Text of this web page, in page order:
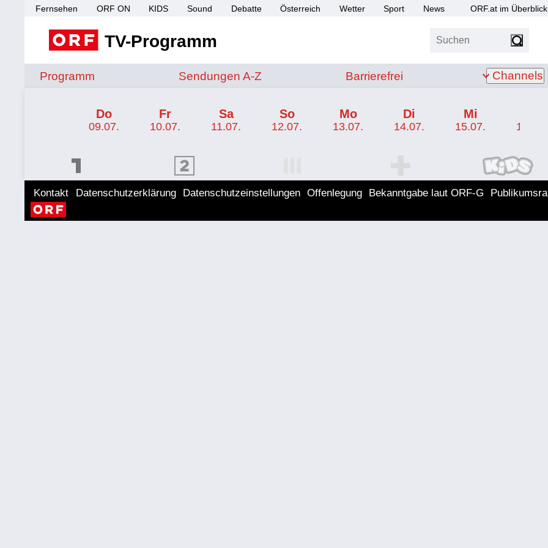
Fernsehen ORF ON KIDS Sound Debatte Österreich Wetter Sport News ORF.at im Überblick
TV-Programm Suchen
Programm Sendungen von A bis Z
Sendungen A-Z Barrierefrei
Barrierefrei Channels
Do
09.07.
Fr
10.07.
Sa
11.07.
So
12.07.
Mo
13.07.
Di
14.07.
Mi
15.07. 16.07.
ORF 2 Programm ORF KIDS Programm
Kontakt Datenschutzerklärung Datenschutzeinstellungen Offenlegung Bekanntgabe laut ORF-G